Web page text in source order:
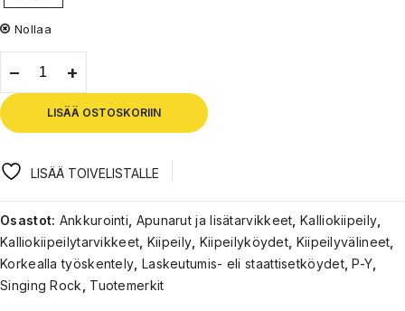
Nollaa
LISÄÄ OSTOSKORIIN
LISÄÄ TOIVELISTALLE
Osastot: Ankkurointi, Apunarut ja lisätarvikkeet, Kalliokiipeily,
Kalliokiipeilytarvikkeet, Kiipeily, Kiipeilyköydet, Kiipeilyvälineet,
Korkealla työskentely, Laskeutumis- eli staattisetköydet, P-Y,
Singing Rock, Tuotemerkit